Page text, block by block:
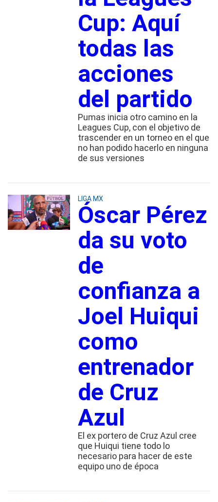
Cup: Aquí
todas las
acciones
del partido
Pumas inicia otro camino en la
Leagues Cup, con el objetivo de
trascender en un torneo en el que
no han podido hacerlo en ninguna
de sus versiones
LIGA MX
Óscar Pérez
da su voto
de
confianza a
Joel Huiqui
como
entrenador
de Cruz
Azul
El ex portero de Cruz Azul cree
que Huiqui tiene todo lo
necesario para hacer de este
equipo uno de época